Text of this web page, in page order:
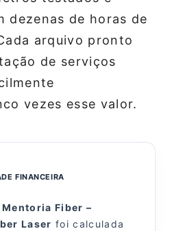
dezenas de horas de
arquivo pronto
de serviços
vezes esse valor.
FINANCEIRA
Mentoria Fiber –
Laser foi calculada